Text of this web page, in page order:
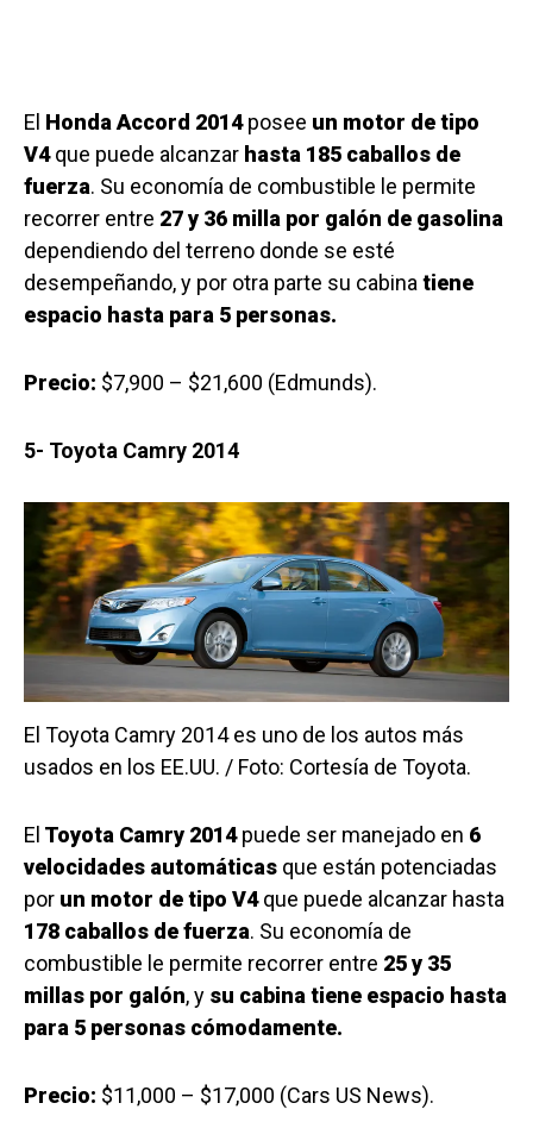
El Honda Accord 2014posee un motor de tipo
V4que puede alcanzar hasta 185 caballos de
fuerza. Su economía de combustible le permite
recorrer entre 27 y 36 milla por galón de gasolina
dependiendo del terreno donde se esté
desempeñando, y por otra parte su cabina tiene
espacio hasta para 5 personas.
Precio: $7,900 – $21,600 (Edmunds).
5- Toyota Camry 2014
El Toyota Camry 2014 es uno de los autos más
usados en los EE.UU. / Foto: Cortesía de Toyota.
El Toyota Camry 2014puede ser manejado en 6
velocidades automáticas que están potenciadas
por un motor de tipo V4que puede alcanzar hasta
178 caballos de fuerza. Su economía de
combustible le permite recorrer entre 25 y 35
millas por galón, y su cabina tiene espacio hasta
para 5 personas cómodamente.
Precio: $11,000 – $17,000 (Cars US News).